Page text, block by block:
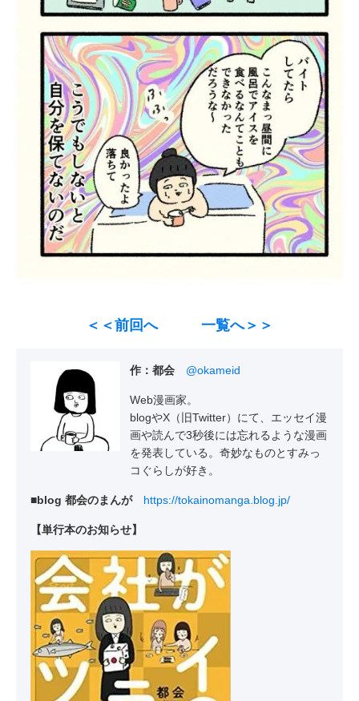
＜＜前回へ 一覧へ＞＞
作：都会 @okameid
Web漫画家。
blogやX（旧Twitter）にて、エッセイ漫
画や読んで3秒後には忘れるような漫画
を発表している。奇妙なものとすみっ
コぐらしが好き。
■blog 都会のまんが https://tokainomanga.blog.jp/
【単行本のお知らせ】